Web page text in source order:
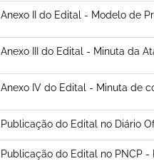
Anexo II do Edital - Modelo de
Anexo III do Edital - Minuta da
Anexo IV do Edital - Minuta de
Publicação do Edital no Diário
Publicação do Edital no PNCP